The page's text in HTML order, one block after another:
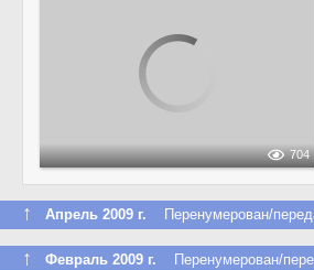
704
↑ Апрель 2009 г. Перенумерован/
↑ Февраль 2009 г. Перенумерован/